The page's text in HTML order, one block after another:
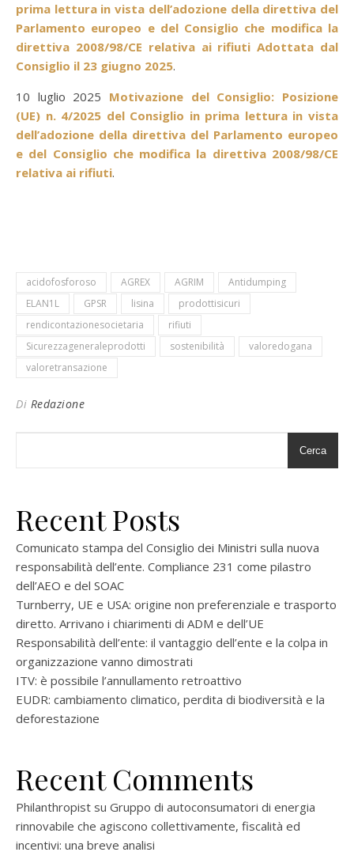
prima lettura in vista dell’adozione della direttiva del
Parlamento europeo e del Consiglio che modifica la
direttiva 2008/98/CE relativa ai rifiuti Adottata dal
Consiglio il 23 giugno 2025.
10 luglio 2025 Motivazione del Consiglio: Posizione
(UE) n. 4/2025 del Consiglio in prima lettura in vista
dell’adozione della direttiva del Parlamento europeo
e del Consiglio che modifica la direttiva 2008/98/CE
relativa ai rifiuti.
acidofosforoso AGREX AGRIM
Antidumping
ELAN1L
GPSR lisina
prodottisicuri
rendicontazionesocietaria
rifiuti
Sicurezzageneraleprodotti
sostenibilità
valoredogana
valoretransazione
Di Redazione
Cerca
Recent Posts
Comunicato stampa del Consiglio dei Ministri sulla nuova
responsabilità dell’ente. Compliance 231 come pilastro
dell’AEO e del SOAC
Turnberry, UE e USA: origine non preferenziale e trasporto
diretto. Arrivano i chiarimenti di ADM e dell’UE
Responsabilità dell’ente: il vantaggio dell’ente e la colpa in
organizzazione vanno dimostrati
ITV: è possibile l’annullamento retroattivo
EUDR: cambiamento climatico, perdita di biodiversità e la
deforestazione
Recent Comments
Philanthropist su Gruppo di autoconsumatori di energia
rinnovabile che agiscono collettivamente, fiscalità ed
incentivi: una breve analisi